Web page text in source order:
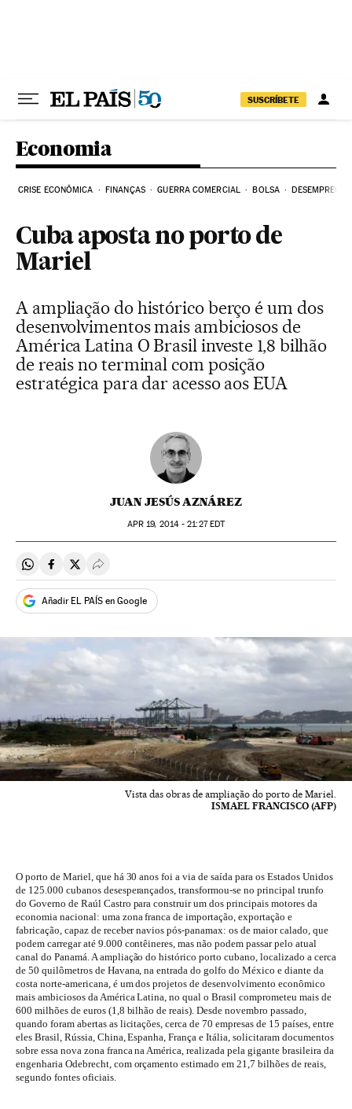
SUSCRÍBETE
Economia
CRISE ECONÔMICA FINANÇAS GUERRA COMERCIAL BOLSA DESEMPREGO
Cuba aposta no porto de
Mariel
A ampliação do histórico berço é um dos
desenvolvimentos mais ambiciosos de
América Latina O Brasil investe 1,8 bilhão
de reais no terminal com posição
estratégica para dar acesso aos EUA
JUAN JESÚS AZNÁREZ
APR 19, 2014 - 21:27EDT
Compartir en Whatsapp
Compartir en Facebook
Compartir en Twitter
Desplegar Redes Sociales
Añadir EL PAÍS en Google
Vista das obras de ampliação do porto de Mariel.
ISMAEL FRANCISCO (AFP)
O porto de Mariel, que há 30 anos foi a via de saída para os Estados Unidos
de 125.000 cubanos desesperançados, transformou-se no principal trunfo
do Governo de Raúl Castro para construir um dos principais motores da
economia nacional: uma zona franca de importação, exportação e
fabricação, capaz de receber navios pós-panamax: os de maior calado, que
podem carregar até 9.000 contêineres, mas não podem passar pelo atual
canal do Panamá. A ampliação do histórico porto cubano, localizado a cerca
de 50 quilômetros de Havana, na entrada do golfo do México e diante da
costa norte-americana, é um dos projetos de desenvolvimento econômico
mais ambiciosos da América Latina, no qual o Brasil comprometeu mais de
600 milhões de euros (1,8 bilhão de reais). Desde novembro passado,
quando foram abertas as licitações, cerca de 70 empresas de 15 países, entre
eles Brasil, Rússia, China, Espanha, França e Itália, solicitaram documentos
sobre essa nova zona franca na América, realizada pela gigante brasileira da
engenharia Odebrecht, com orçamento estimado em 21,7 bilhões de reais,
segundo fontes oficiais.